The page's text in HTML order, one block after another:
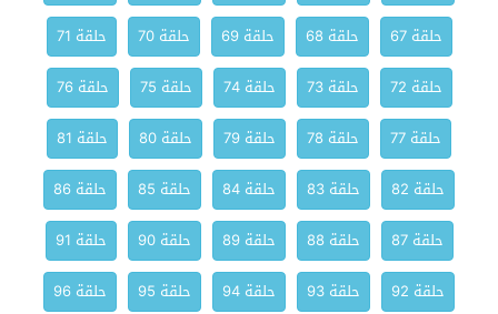
حلقة 67
حلقة 68 حلقة 69 حلقة 70
حلقة 71
حلقة 72
حلقة 73 حلقة 74 حلقة 75
حلقة 76
حلقة 77
حلقة 78 حلقة 79 حلقة 80
حلقة 81
حلقة 82
حلقة 83 حلقة 84 حلقة 85
حلقة 86
حلقة 87
حلقة 88 حلقة 89 حلقة 90
حلقة 91
حلقة 92
حلقة 93 حلقة 94 حلقة 95
حلقة 96